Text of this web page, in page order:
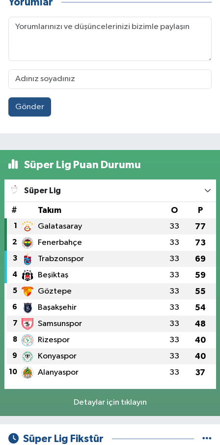
Yorumlar
Gönder
Süper Lig Puan Durumu
Süper Lig
# Takım O P
1 Galatasaray 33 77
2 Fenerbahçe 33 73
3 Trabzonspor 33 69
4 Beşiktaş 33 59
5 Göztepe 33 55
6 Başakşehir 33 54
7 Samsunspor 33 48
8 Rizespor 33 40
9 Konyaspor 33 40
10 Alanyaspor 33 37
Detaylar için tıklayın
Süper Lig Fikstür